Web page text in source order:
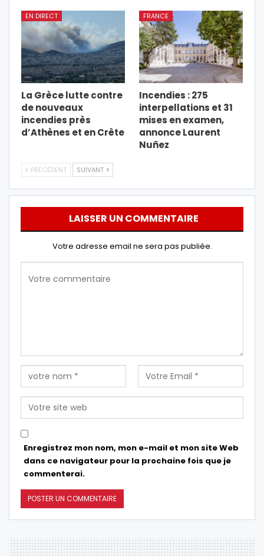
EN DIRECT
La Grèce lutte contre
de nouveaux
incendies près
d’Athènes et en Crète
FRANCE
Incendies : 275
interpellations et 31
mises en examen,
annonce Laurent
Nuñez
PRÉCÉDENT SUIVANT
LAISSER UN COMMENTAIRE
Votre adresse email ne sera pas publiée.
Enregistrez mon nom, mon e-mail et mon site Web
dans ce navigateur pour la prochaine fois que je
commenterai.